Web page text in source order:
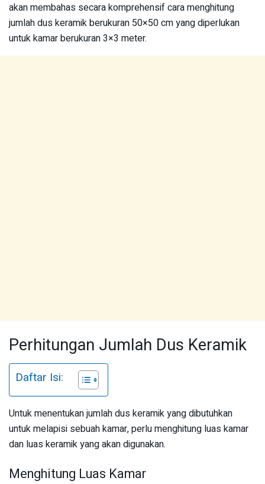
akan membahas secara komprehensif cara menghitung
jumlah dus keramik berukuran 50×50 cm yang diperlukan
untuk kamar berukuran 3×3 meter.
Perhitungan Jumlah Dus Keramik
Daftar Isi:
Untuk menentukan jumlah dus keramik yang dibutuhkan
untuk melapisi sebuah kamar, perlu menghitung luas kamar
dan luas keramik yang akan digunakan.
Menghitung Luas Kamar